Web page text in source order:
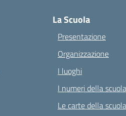
La Scuola
Presentazione
Organizzazione
I luoghi
I numeri della scuola
Le carte della scuola